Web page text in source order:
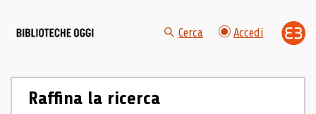
Cerca Accedi
Raffina la ricerca